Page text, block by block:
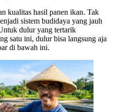
kualitas hasil panen ikan. Tak
sistem budidaya yang jauh
dulur yang tertarik
satu ini, dulur bisa langsung aja
di bawah ini.